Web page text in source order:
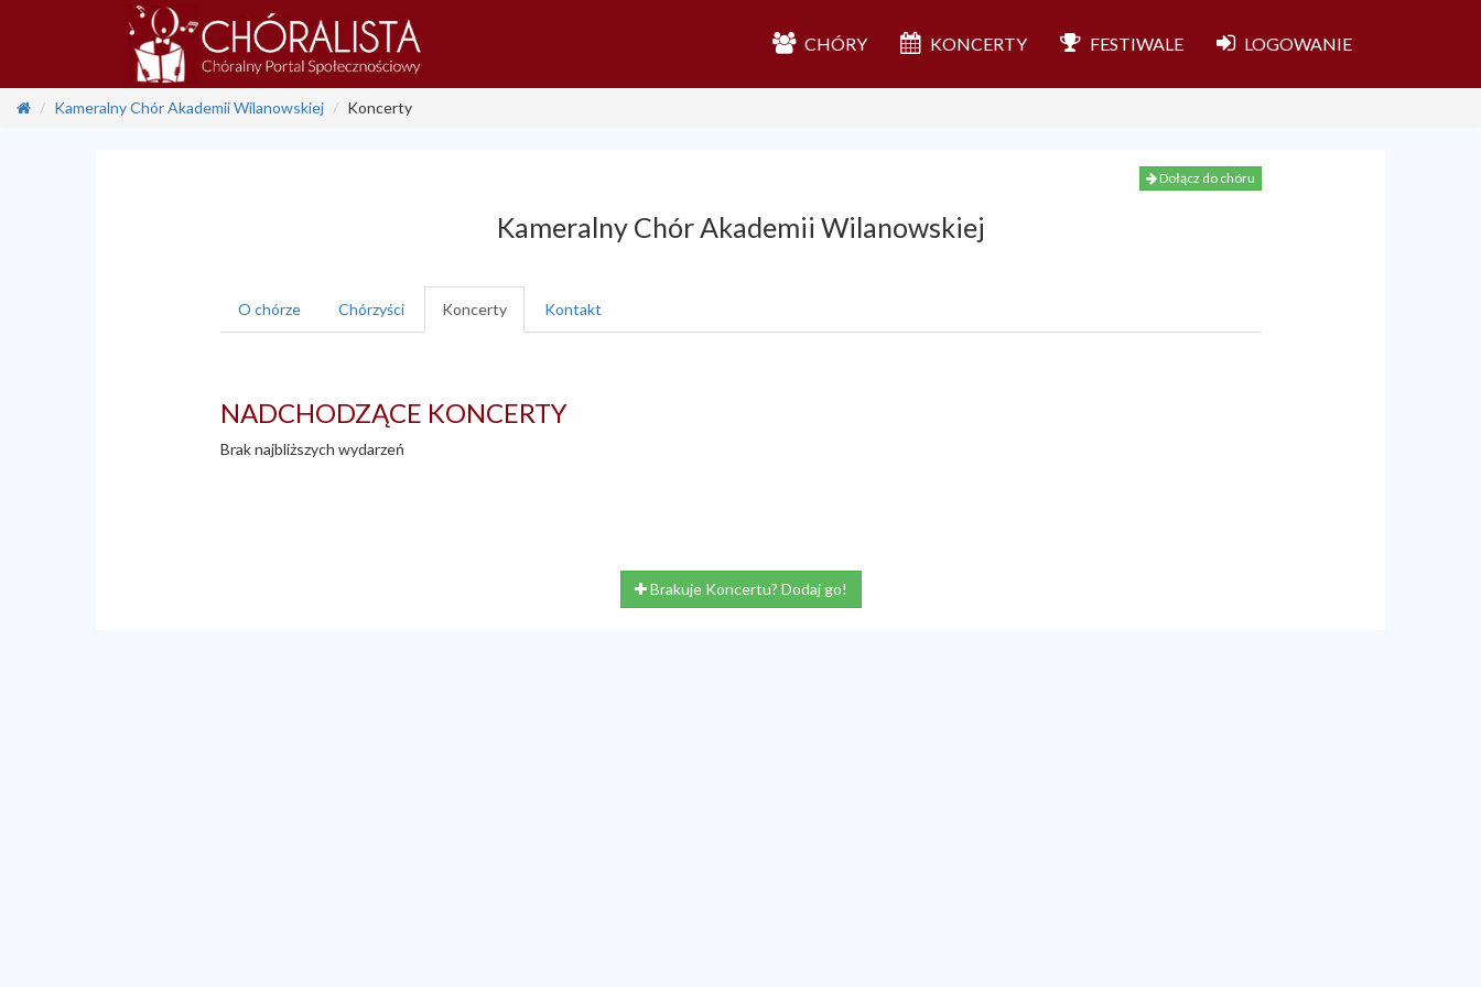
CHÓRY KONCERTY FESTIWALE LOGOWANIE
Kameralny Chór Akademii Wilanowskiej Koncerty
Dołącz do chóru
Kameralny Chór Akademii Wilanowskiej
O chórze Chórzyści Koncerty Kontakt
NADCHODZĄCE KONCERTY
Brak najbliższych wydarzeń
Brakuje Koncertu? Dodaj go!